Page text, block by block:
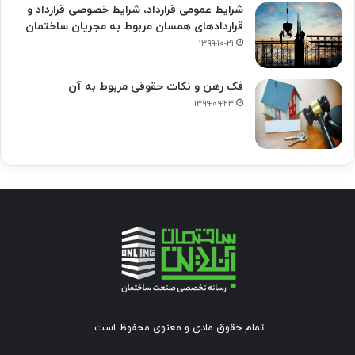
شرایط عمومی قرارداد، شرایط خصوصی قرارداد و
قراردادهای همسان مربوط به مجریان ساختمان
۱۳۹۹-۱۰-۲۱
فک‌ رهن و نکات حقوقی مربوط به آن
۱۳۹۹-۰۹-۲۳
تمام حقوق مادی و معنوی محفوظ است.